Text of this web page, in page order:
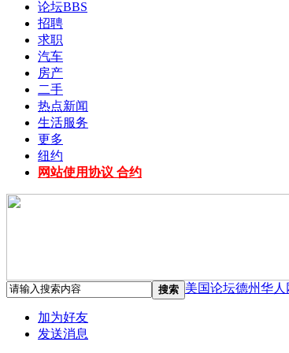
论坛BBS
招聘
求职
汽车
房产
二手
热点新闻
生活服务
更多
纽约
网站使用协议 合约
搜索 美国论坛德州华人
加为好友
发送消息